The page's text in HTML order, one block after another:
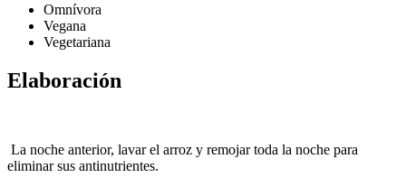
Omnívora
Vegana
Vegetariana
Elaboración
La noche anterior, lavar el arroz y remojar toda la noche para
eliminar sus antinutrientes.